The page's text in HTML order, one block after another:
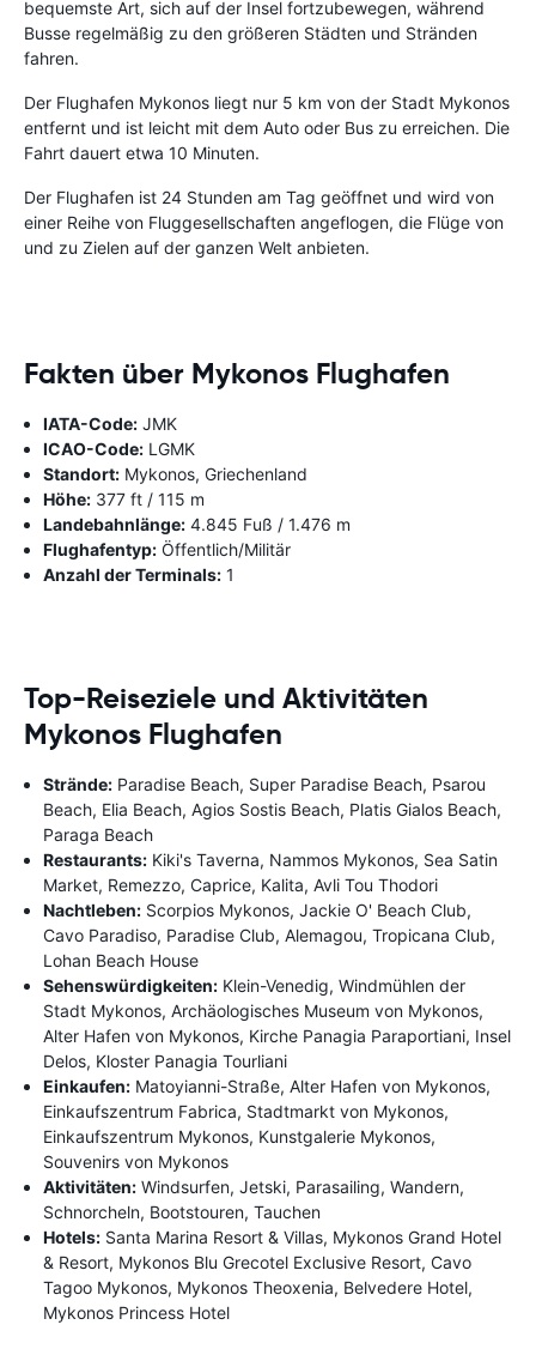
bequemste Art, sich auf der Insel fortzubewegen, während
Busse regelmäßig zu den größeren Städten und Stränden
fahren.
Der Flughafen Mykonos liegt nur 5 km von der Stadt Mykonos
entfernt und ist leicht mit dem Auto oder Bus zu erreichen. Die
Fahrt dauert etwa 10 Minuten.
Der Flughafen ist 24 Stunden am Tag geöffnet und wird von
einer Reihe von Fluggesellschaften angeflogen, die Flüge von
und zu Zielen auf der ganzen Welt anbieten.
Fakten über Mykonos Flughafen
IATA-Code: JMK
ICAO-Code: LGMK
Standort: Mykonos, Griechenland
Höhe: 377 ft / 115 m
Landebahnlänge: 4.845 Fuß / 1.476 m
Flughafentyp: Öffentlich/Militär
Anzahl der Terminals: 1
Top-Reiseziele und Aktivitäten
Mykonos Flughafen
Strände: Paradise Beach, Super Paradise Beach, Psarou
Beach, Elia Beach, Agios Sostis Beach, Platis Gialos Beach,
Paraga Beach
Restaurants: Kiki's Taverna, Nammos Mykonos, Sea Satin
Market, Remezzo, Caprice, Kalita, Avli Tou Thodori
Nachtleben: Scorpios Mykonos, Jackie O' Beach Club,
Cavo Paradiso, Paradise Club, Alemagou, Tropicana Club,
Lohan Beach House
Sehenswürdigkeiten: Klein-Venedig, Windmühlen der
Stadt Mykonos, Archäologisches Museum von Mykonos,
Alter Hafen von Mykonos, Kirche Panagia Paraportiani, Insel
Delos, Kloster Panagia Tourliani
Einkaufen: Matoyianni-Straße, Alter Hafen von Mykonos,
Einkaufszentrum Fabrica, Stadtmarkt von Mykonos,
Einkaufszentrum Mykonos, Kunstgalerie Mykonos,
Souvenirs von Mykonos
Aktivitäten: Windsurfen, Jetski, Parasailing, Wandern,
Schnorcheln, Bootstouren, Tauchen
Hotels: Santa Marina Resort & Villas, Mykonos Grand Hotel
& Resort, Mykonos Blu Grecotel Exclusive Resort, Cavo
Tagoo Mykonos, Mykonos Theoxenia, Belvedere Hotel,
Mykonos Princess Hotel